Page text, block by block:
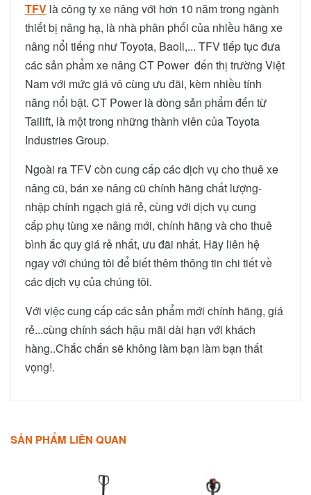
TFV là công ty xe nâng với hơn 10 năm trong ngành
thiết bị nâng hạ, là nhà phân phối của nhiều hãng xe
nâng nổi tiếng như Toyota, Baoli,... TFV tiếp tục đưa
các sản phẩm xe nâng CT Power đến thị trường Việt
Nam với mức giá vô cùng ưu đãi, kèm nhiều tính
năng nổi bật. CT Power là dòng sản phẩm đến từ
Tailift, là một trong những thành viên của Toyota
Industries Group.
Ngoài ra TFV còn cung cấp các dịch vụ cho thuê xe
nâng cũ, bán xe nâng cũ chính hãng chất lượng-
nhập chính ngạch giá rẻ, cùng với dịch vụ cung
cấp phụ tùng xe nâng mới, chính hãng và cho thuê
bình ắc quy giá rẻ nhất, ưu đãi nhất. Hãy liên hệ
ngay với chúng tôi để biết thêm thông tin chi tiết về
các dịch vụ của chúng tôi.
Với việc cung cấp các sản phẩm mới chính hãng, giá
rẻ...cùng chính sách hậu mãi dài hạn với khách
hàng..Chắc chắn sẽ không làm bạn làm bạn thất
vọng!.
SẢN PHẨM LIÊN QUAN